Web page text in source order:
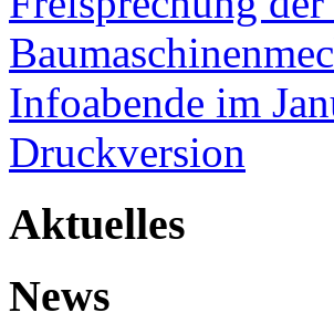
Infoabende im
Druckversion
Aktuelles
News